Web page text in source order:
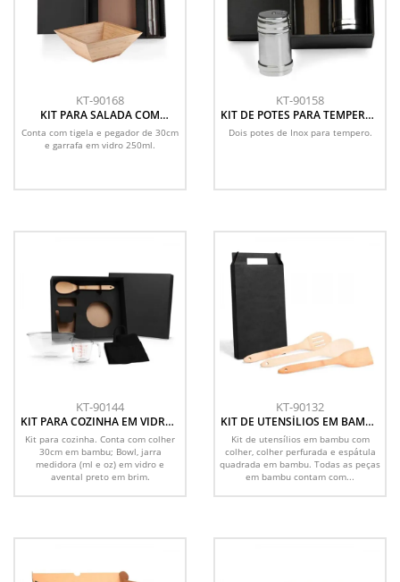
KT-90168
KIT PARA SALADA COM
GARRAFA - BAMBU / VIDRO - 3
PÇS
Conta com tigela e pegador de 30cm
e garrafa em vidro 250ml.
KT-90158
KIT DE POTES PARA TEMPERO -
2 PÇS
Dois potes de Inox para tempero.
KT-90144
KIT PARA COZINHA EM VIDRO /
BAMBU - 4 PÇS
Kit para cozinha. Conta com colher
30cm em bambu; Bowl, jarra
medidora (ml e oz) em vidro e
avental preto em brim.
KT-90132
KIT DE UTENSÍLIOS EM BAMBU
30CM - 3 PÇS
Kit de utensílios em bambu com
colher, colher perfurada e espátula
quadrada em bambu. Todas as peças
em bambu contam com...